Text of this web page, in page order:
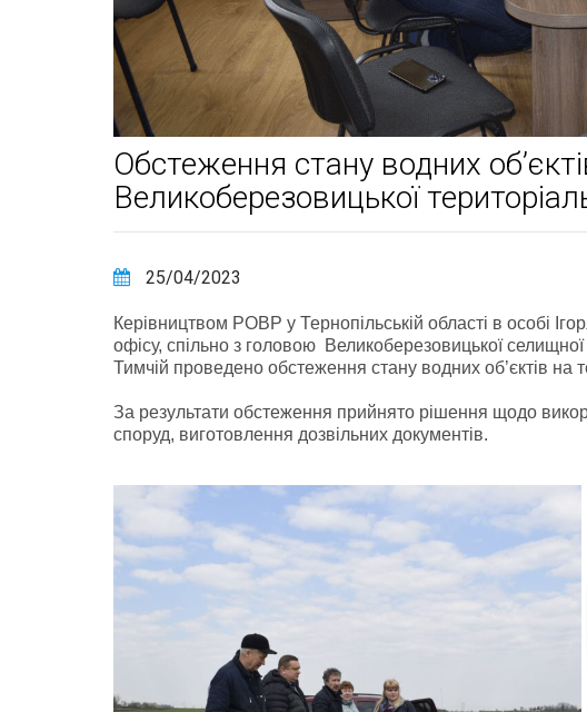
Обстеження стану водних
Великоберезовицької
25/04/2023
Керівництвом РОВР у Тернопільській області в особі
офісу, спільно з головою Великоберезовицької
Тимчій проведено обстеження стану водних об’єктів на
За результати обстеження прийнято рішення щодо
споруд, виготовлення дозвільних документів.